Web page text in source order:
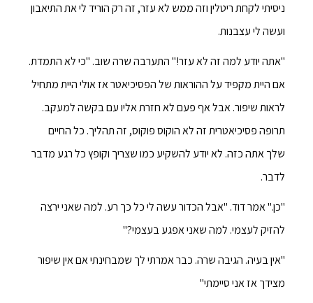
ניסיתי לקחת ריטלין וזה ממש לא עזר, זה רק הוריד לי את התיאבון
ועשה לי עצבנות.
"אתה יודע למה זה לא עזר!" התערבה שרה שוב. "כי לא התמדת.
אם היית מקפיד על ההוראות של הפסיכיאטר אז אולי היית מתחיל
לראות שיפור. אבל אף פעם לא חזרת אליו עם בקשה למעקב.
תרופה פסיכיאטרית זה לא הוקוס פוקוס, זה תהליך. כל החיים
שלך אתה כזה. לא יודע להשקיע כמו שצריך וקופץ כל רגע מדבר
לדבר.
"כן." אמר דוד. "אבל הכדור עשה לי כל כך רע. למה שאני ירצה
להזיק לעצמי. למה שאני אפגע בעצמי?"
"אין בעיה. הגיבה שרה. כבר אמרתי לך שמבחינתי אם אין שיפור
מצידך אז אני סיימתי"